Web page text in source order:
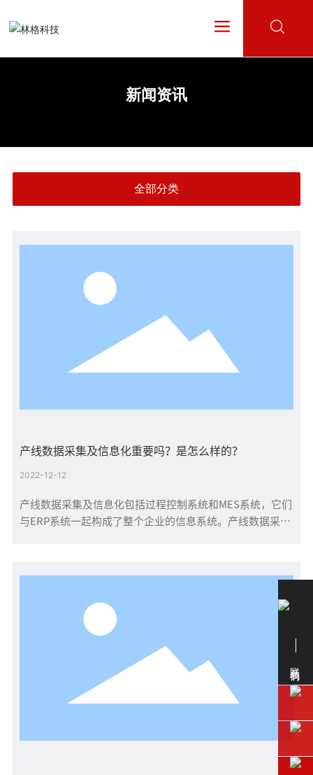
新闻资讯
全部分类
产线数据采集及信息化重要吗？是怎么样的？
2022-12-12
产线数据采集及信息化包括过程控制系统和MES系统，它们
与ERP系统一起构成了整个企业的信息系统。产线数据采集
子系统，也是其核心子系统。